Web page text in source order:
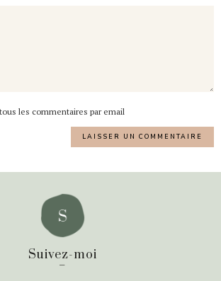
les commentaires par email
Suivez-moi
_